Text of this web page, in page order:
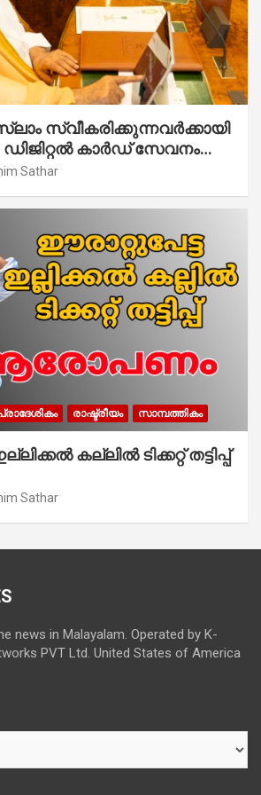
സ്വീകരിക്കുന്നവര്‍ക്കായി
ഡിജിറ്റല്‍ കാര്‍ഡ് സേവനം
Sathar
രാഷ്ട്രീയം സാമ്പത്തികം
കല്ലിൽ ടിക്കറ്റ് തട്ടിപ്പ്
Sathar
news in Malayalam. Operated by K-
PVT Ltd. United States of America